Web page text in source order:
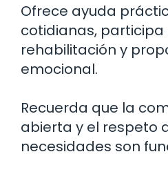
Ofrece ayuda
cotidianas, participa
rehabilitación y
emocional.
Recuerda que la
abierta y el respeto
necesidades son